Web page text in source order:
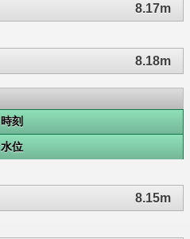
8.17m
8.18m
時刻
水位
8.15m